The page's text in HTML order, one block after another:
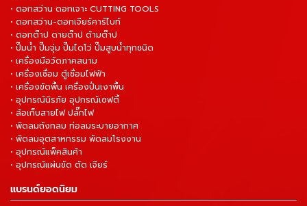
• ดอกสว่าน ดอกเจาะ CUTTING TOOLS
• ดอกสว่าน-ดอกเจียร์คาร์ไบท์
• ดอกต๊าป ดายต๊าป ด้ามต๊าป
• ปั๊มน้ำ ปั๊มจุ่ม ปั๊มไดโว่ ปั๊มสูบน้ำทุกชนิด
• เครื่องมือวัดภาคสนาม
• เครื่องเชื่อม ตู้เชื่อมไฟฟ้า
• เครื่องขัดพื้น เครื่องปั่นเงาพื้น
• อุปกรณ์นิรภัย อุปกรณ์เซฟตี้
• ล้อเก็บสายไฟ ปลั๊กไฟ
• พัดลมถังกลม ท่อลมระบายอากาศ
• พัดลมอุตสาหกรรม พัดลมโรงงาน
• อุปกรณ์แพ็คสินค้า
• อุปกรณ์แผ่นขัด ตัด เจียร์
แบรนด์ยอดนิยม